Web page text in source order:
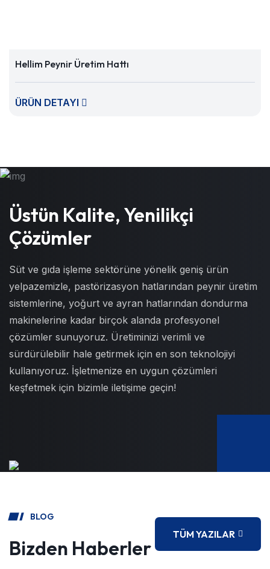
Hellim Peynir Üretim Hattı
ÜRÜN DETAYI
Üstün Kalite, Yenilikçi
Çözümler
Süt ve gıda işleme sektörüne yönelik geniş ürün
yelpazemizle, pastörizasyon hatlarından peynir üretim
sistemlerine, yoğurt ve ayran hatlarından dondurma
makinelerine kadar birçok alanda profesyonel
çözümler sunuyoruz. Üretiminizi verimli ve
sürdürülebilir hale getirmek için en son teknolojiyi
kullanıyoruz. İşletmenize en uygun çözümleri
keşfetmek için bizimle iletişime geçin!
BLOG
Bizden Haberler
TÜM YAZILAR